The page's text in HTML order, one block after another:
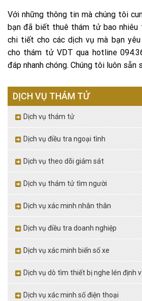
Với những thông tin mà chúng tôi
bạn đã biết thuê thám tử bao nhiêu
chi tiết cho các dịch vụ mà bạn yêu
cho thám tử VDT qua hotline
đáp nhanh chóng. Chúng tôi luôn sẵn
DỊCH VỤ THÁM TỬ
Dịch vụ thám tử
Dịch vụ điều tra ngoại tình
Dịch vụ theo dõi giám sát
Dịch vụ thám tử tìm người
Dịch vụ xác minh nhân thân
Dịch vụ điều tra doanh nghiệp
Dịch vụ xác minh biển số xe
Dịch vụ dò tìm thiết bị nghe lén định
Dịch vụ xác minh số điện thoại